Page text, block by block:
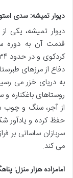
دیوار تمیشه: سدی
دیوار تمیشه، یکی
قدمت آن به دوره
دفاع از مرزهای
به دریای خزر می
روستاهای باغکناره
از آجر، سنگ و چوب
حفظ کرده و یادآور
سربازان ساسانی بر
می کند.
امامزاده هزار منزل: